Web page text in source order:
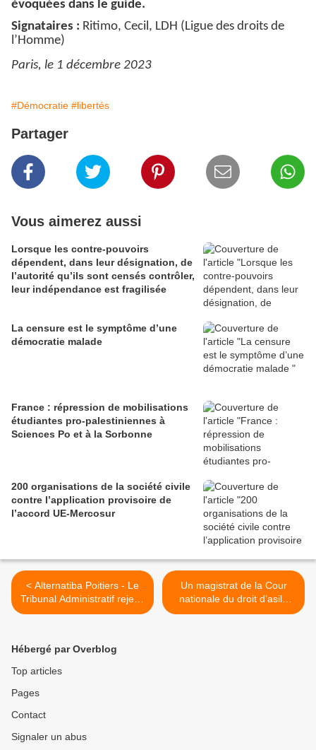
évoquées dans le guide.
Signataires : Ritimo, Cecil, LDH (Ligue des droits de
l’Homme)
Paris, le 1 décembre 2023
#Démocratie #libertés
Partager
Vous aimerez aussi
Lorsque les contre-pouvoirs
dépendent, dans leur désignation, de
l’autorité qu’ils sont censés contrôler,
leur indépendance est fragilisée
La censure est le symptôme d’une
démocratie malade
France : répression de mobilisations
étudiantes pro-palestiniennes à
Sciences Po et à la Sorbonne
200 organisations de la société civile
contre l’application provisoire de
l’accord UE-Mercosur
< Alternatiba Poitiers - Le
Tribunal Administratif rejette
la demande du Préfet de la
l’association
Un magistrat de la Cour
nationale du droit d’asile
(CNDA) récusé par ses
Hébergé par Overblog
Top articles
Pages
Contact
Signaler un abus